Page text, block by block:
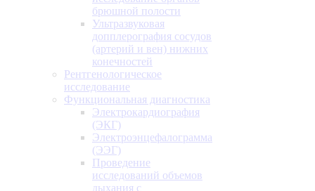
брюшной полости
Ультразвуковая
допплерография сосудов
(артерий и вен) нижних
конечностей
Рентгенологическое
исследование
Функциональная диагностика
Электрокардиография
(ЭКГ)
Электроэнцефалограмма
(ЭЭГ)
Проведение
исследований объемов
дыхания с